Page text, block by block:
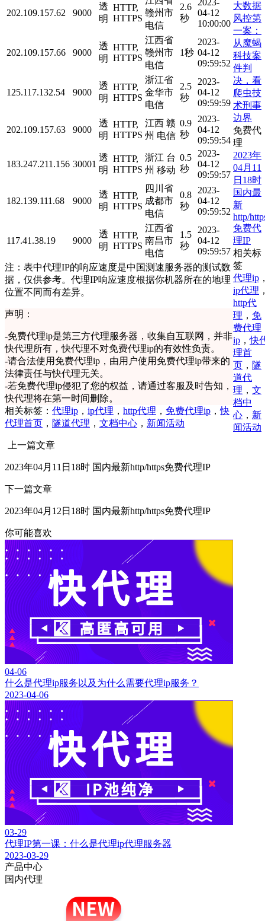
202.109.157.62 9000
透
明
HTTP,
HTTPS
赣州市
电信
2.6
秒
2023-
04-12
10:00:00
202.109.157.66 9000
透
明
HTTP,
HTTPS
江西省
赣州市
电信
1秒
2023-
04-12
09:59:52
125.117.132.54 9000
透
明
HTTP,
HTTPS
浙江省
金华市
电信
2.5
秒
2023-
04-12
09:59:59
202.109.157.63 9000
透
明
HTTP,
HTTPS
江西 赣
州 电信
0.9
秒
2023-
04-12
09:59:54
183.247.211.156 30001
透
明
HTTP,
HTTPS
浙江 台
州 移动
0.5
秒
2023-
04-12
09:59:57
182.139.111.68 9000
透
明
HTTP,
HTTPS
四川省
成都市
电信
0.8
秒
2023-
04-12
09:59:52
117.41.38.19 9000
透
明
HTTP,
HTTPS
江西省
南昌市
电信
1.5
秒
2023-
04-12
09:59:57
注：表中代理IP的响应速度是中国测速服务器的测试数
据，仅供参考。代理IP响应速度根据你机器所在的地理
位置不同而有差异。
声明：
-免费代理ip是第三方代理服务器，收集自互联网，并非
快代理所有，快代理不对免费代理ip的有效性负责。
-请合法使用免费代理ip，由用户使用免费代理ip带来的
法律责任与快代理无关。
-若免费代理ip侵犯了您的权益，请通过客服及时告知，
快代理将在第一时间删除。
相关标签： 代理ip ， ip代理 ， http代理 ， 免费代理ip ，快
代理首页 ， 隧道代理 ， 文档中心 ， 新闻活动
上一篇文章
2023年04月11日18时 国内最新http/https免费代理IP
下一篇文章
2023年04月12日18时 国内最新http/https免费代理IP
你可能喜欢
04-06
什么是代理ip服务以及为什么需要代理ip服务？
2023-04-06
03-29
代理IP第一课：什么是代理ip代理服务器
2023-03-29
大数据
风控第
一案：
从魔蝎
科技案
件判
决，看
爬虫技
术刑事
边界
免费代
理
2023年
04月11
日18时
国内最
新
http/
免费代
理IP
相关标
签
代理ip
ip代理
http代
理 ， 免
费代理
ip ，快
理首
页 ， 隧
道代
理 ， 文
档中
心 ， 新
闻活动
产品中心
国内代理